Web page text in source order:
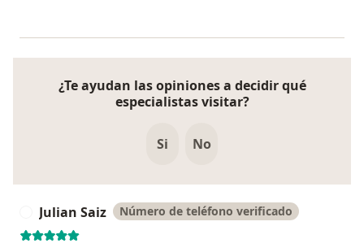
¿Te ayudan las opiniones a decidir qué
especialistas visitar?
Si No
Julian Saiz Número de teléfono verificado